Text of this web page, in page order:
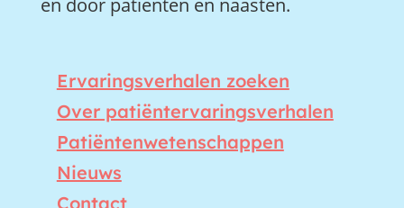
Ervaringsverhalen zoeken
Over patiëntervaringsverhalen
Patiëntenwetenschappen
Nieuws
Contact